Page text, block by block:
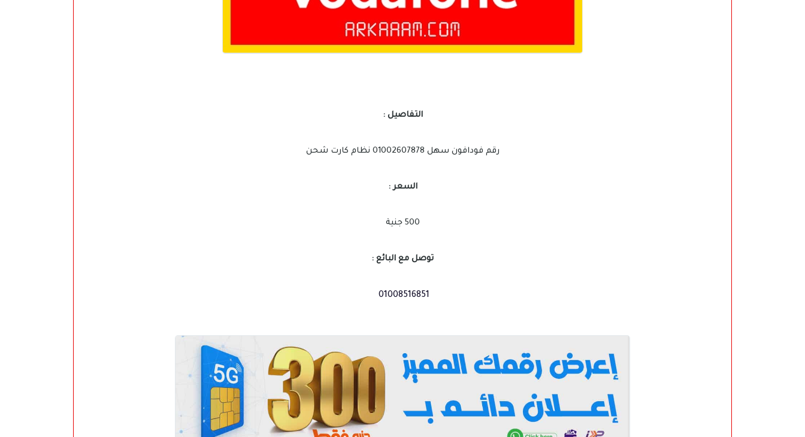
التفاصيل :
رقم فودافون سهل 01002607878 نظام كارت شحن
السعر :
500 جنية
توصل مع البائع :
01008516851